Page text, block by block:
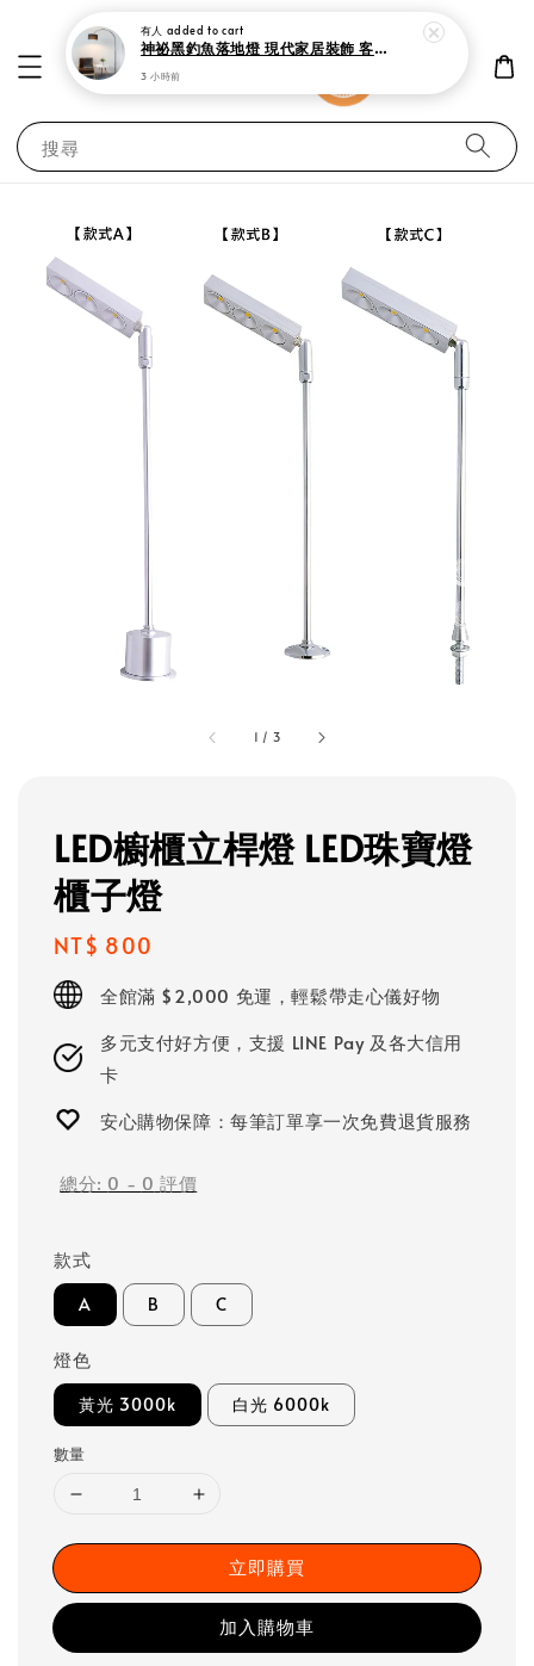
搜尋
1 / 3
LED櫥櫃立桿燈 LED珠寶燈
櫃子燈
Regular
price
NT$ 800
全館滿 $2,000 免運，輕鬆帶走心儀好物
多元支付好方便，支援 LINE Pay 及各大信用
卡
安心購物保障：每筆訂單享一次免費退貨服務
總分: 0 - 0 評價
款式
A B C
燈色
黃光 3000k 白光 6000k
數量
立即購買
加入購物車